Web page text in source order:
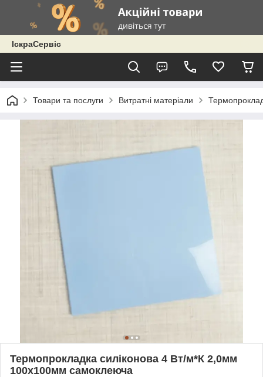
ІскраСервіс
Товари та послуги Витратні матеріали
Термопрокладка силіконова 4 Вт/м*К 2,0мм
100х100мм самоклеюча